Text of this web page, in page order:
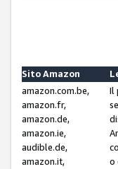
Sito Amazon
amazon.com.be,
amazon.fr,
amazon.de,
amazon.ie,
audible.de,
amazon.it,
Il
o